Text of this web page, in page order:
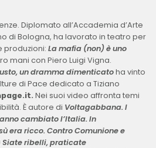
Diplomato all’Accademia d’Arte
di Bologna, ha lavorato in teatro per
produzioni: La mafia (non) è uno
mani con Piero Luigi Vigna.
un dramma dimenticatoha vinto
di Pace dedicato a Tiziano
Nei suoi video affronta temi
È autore di Voltagabbana. I
cambiato l’Italia. In
era ricco. Contro Comunione e
Siate ribelli, praticate